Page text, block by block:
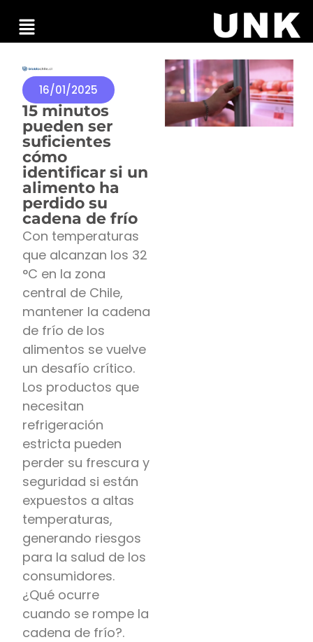
16/01/2025
15 minutos
pueden ser
suficientes
cómo
identificar si un
alimento ha
perdido su
cadena de frío
Con temperaturas
que alcanzan los 32
°C en la zona
central de Chile,
mantener la cadena
de frío de los
alimentos se vuelve
un desafío crítico.
Los productos que
necesitan
refrigeración
estricta pueden
perder su frescura y
seguridad si están
expuestos a altas
temperaturas,
generando riesgos
para la salud de los
consumidores.
¿Qué ocurre
cuando se rompe la
cadena de frío?.